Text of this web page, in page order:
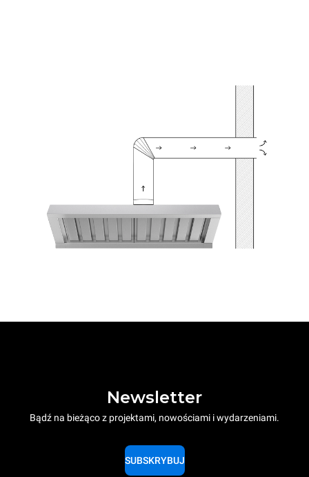
Newsletter
Bądź na bieżąco z projektami, nowościami i wydarzeniami.
SUBSKRYBUJ